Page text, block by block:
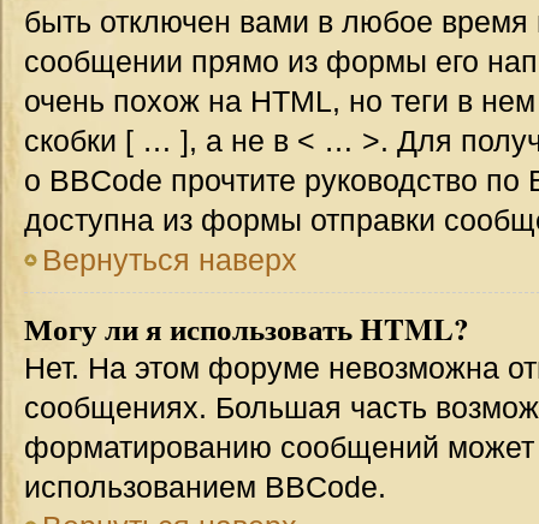
быть отключен вами в любое
сообщении прямо из формы его
очень похож на HTML, но теги в
скобки [ … ], а не в < … >. Для
о BBCode прочтите руководство
доступна из формы отправки
Вернуться наверх
Могу ли я использовать HTML?
Нет. На этом форуме невозможна
сообщениях. Большая часть
форматированию сообщений может
использованием BBCode.